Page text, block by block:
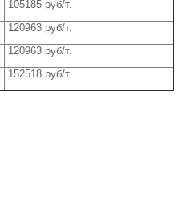
105185 руб/т.
120963 руб/т.
120963 руб/т.
152518 руб/т.